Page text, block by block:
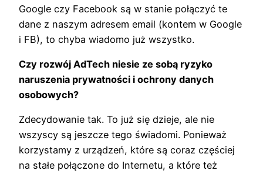
Google czy Facebook są w stanie połączyć te
dane z naszym adresem email (kontem w Google
i FB), to chyba wiadomo już wszystko.
Czy rozwój AdTech niesie ze sobą ryzyko
naruszenia prywatności i ochrony danych
osobowych?
Zdecydowanie tak. To już się dzieje, ale nie
wszyscy są jeszcze tego świadomi. Ponieważ
korzystamy z urządzeń, które są coraz częściej
na stałe połączone do Internetu, a które też